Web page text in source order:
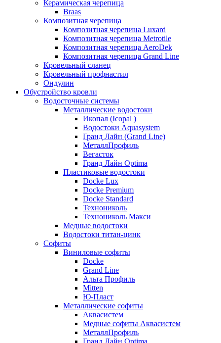
Керамическая черепица
Braas
Композитная черепица
Композитная черепица Luxard
Композитная черепица Metrotile
Композитная черепица AeroDek
Композитная черепица Grand Line
Кровельный сланец
Кровельный профнастил
Ондулин
Обустройство кровли
Водосточные системы
Металлические водостоки
Икопал (Icopal )
Водостоки Aquasystem
Гранд Лайн (Grand Line)
МеталлПрофиль
Вегасток
Гранд Лайн Optima
Пластиковые водостоки
Docke Lux
Docke Premium
Docke Standard
Технониколь
Технониколь Макси
Медные водостоки
Водостоки титан-цинк
Софиты
Виниловые софиты
Docke
Grand Line
Альта Профиль
Mitten
Ю-Пласт
Металлические софиты
Аквасистем
Медные софиты Аквасистем
МеталлПрофиль
Гранд Лайн Optima